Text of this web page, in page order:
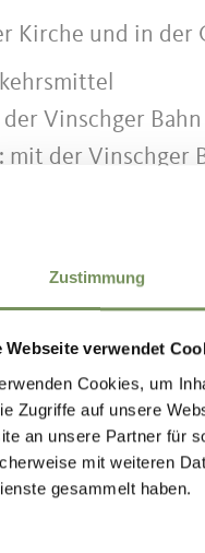
Zustimmung
Webseite verwendet
Cookies, um
Zugriffe auf unsere
an unsere Partner für
mit weiteren
gesammelt haben.
Kirche und in der
Vinschger Bahn
mit der Vinschger
WAR DER